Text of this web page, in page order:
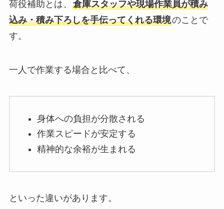
荷役補助とは、 倉庫スタッフや現場作業員が積み
込み・積み下ろしを手伝ってくれる環境のことで
す。
一人で作業する場合と比べて、
身体への負担が分散される
作業スピードが安定する
精神的な余裕が生まれる
といった違いがあります。